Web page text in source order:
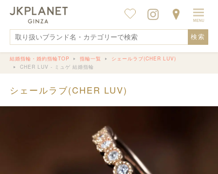
検索
結婚指輪・婚約指輪TOP 指輪一覧
シェールラブ(CHER LUV)
CHER LUV - ミュゲ 結婚指輪
シェールラブ(CHER LUV)